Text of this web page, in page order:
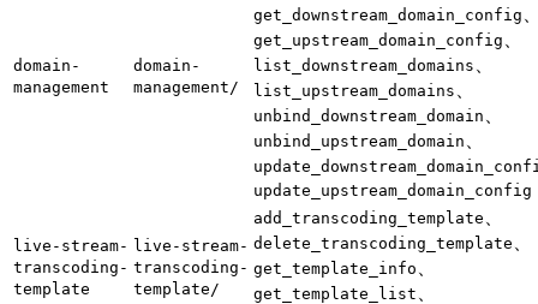
domain-
management
domain-
management/
get_downstream_domain_config
get_upstream_domain_config
list_downstream_domains
list_upstream_domains
unbind_downstream_domain
unbind_upstream_domain
update_upstream_domain_config
live-stream-
transcoding-
template
live-stream-
transcoding-
template/
add_transcoding_template
delete_transcoding_template
get_template_info
get_template_list